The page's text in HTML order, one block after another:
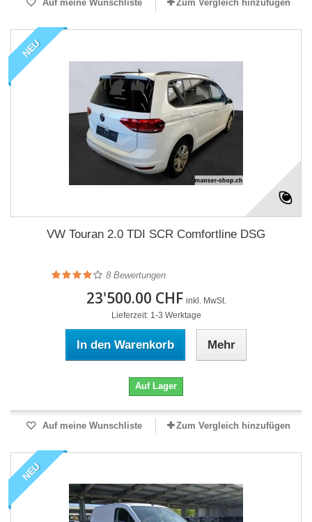
Auf meine Wunschliste Zum Vergleich hinzufügen
NEU
VW Touran 2.0 TDI SCR Comfortline DSG
8 Bewertungen
23'500.00 CHF inkl. MwSt.
Lieferzeit: 1-3 Werktage
In den Warenkorb Mehr
Auf Lager
Auf meine Wunschliste Zum Vergleich hinzufügen
NEU